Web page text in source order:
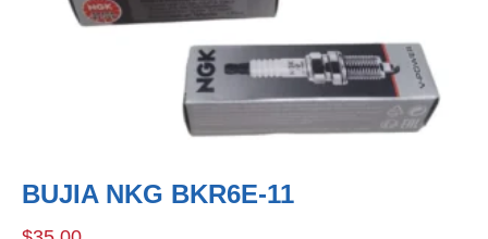
BUJIA NKG BKR6E-11